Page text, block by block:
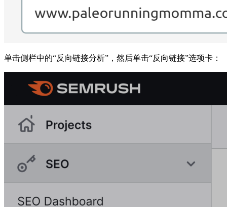
单击侧栏中的“反向链接分析”，然后单击“反向链接”选项卡：